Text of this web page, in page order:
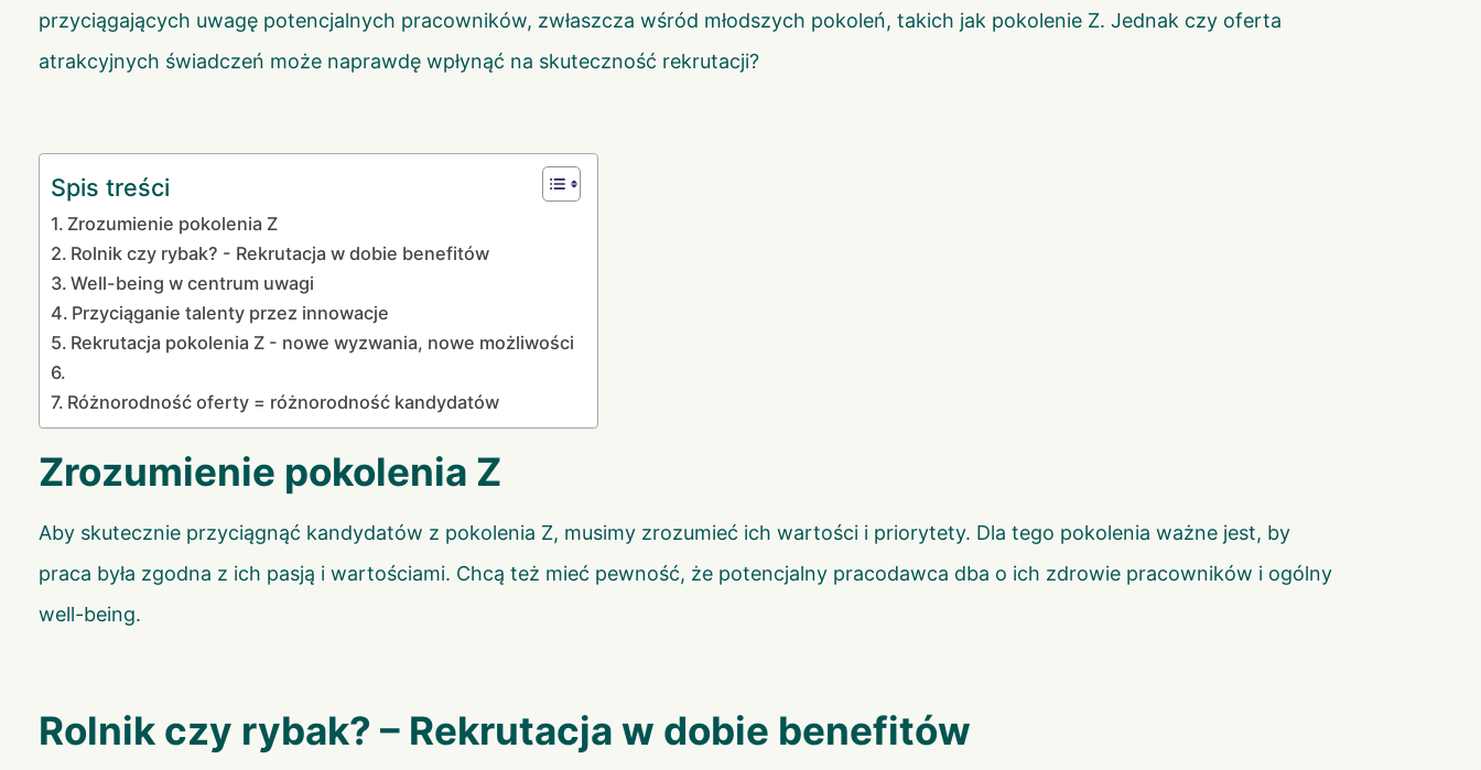
przyciągających uwagę potencjalnych pracowników, zwłaszcza wśród młodszych pokoleń, takich jak pokolenie Z. Jednak czy oferta
atrakcyjnych świadczeń może naprawdę wpłynąć na skuteczność rekrutacji?
Spis treści
Zrozumienie pokolenia Z
Rolnik czy rybak? - Rekrutacja w dobie benefitów
Well-being w centrum uwagi
Przyciąganie talenty przez innowacje
Rekrutacja pokolenia Z - nowe wyzwania, nowe możliwości
Różnorodność oferty = różnorodność kandydatów
Zrozumienie pokolenia Z
Aby skutecznie przyciągnąć kandydatów z pokolenia Z, musimy zrozumieć ich wartości i priorytety. Dla tego pokolenia ważne jest, by
praca była zgodna z ich pasją i wartościami. Chcą też mieć pewność, że potencjalny pracodawca dba o ich zdrowie pracowników i ogólny
well-being.
Rolnik czy rybak? – Rekrutacja w dobie benefitów